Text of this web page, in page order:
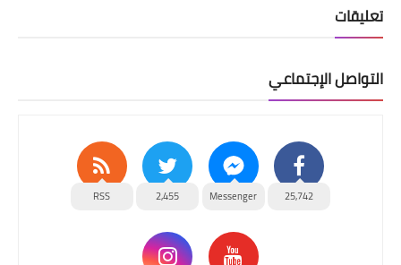
تعليقات
التواصل الإجتماعي
25,742
Messenger
2,455
RSS